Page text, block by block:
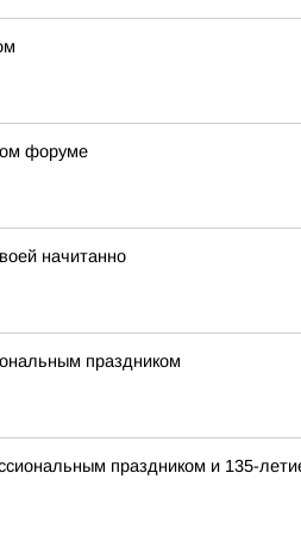
форуме
начитанно
праздником
праздником и 135-